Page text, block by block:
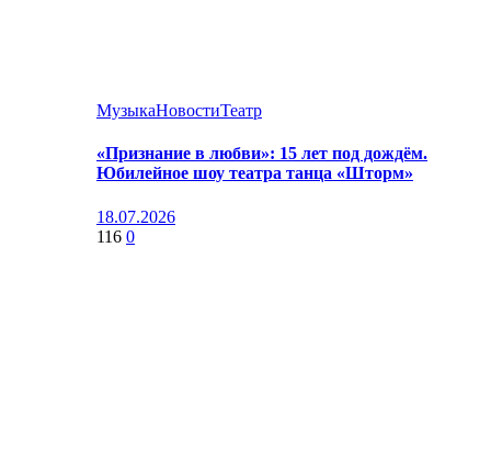
МузыкаНовостиТеатр
«Признание в любви»: 15 лет под дождём.
Юбилейное шоу театра танца «Шторм»
18.07.2026
116 0